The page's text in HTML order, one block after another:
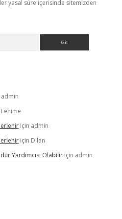
yasal süre içerisinde sitemizden
admin
Fehime
için admin
için Dilan
Yardımcısı Olabilir için admin